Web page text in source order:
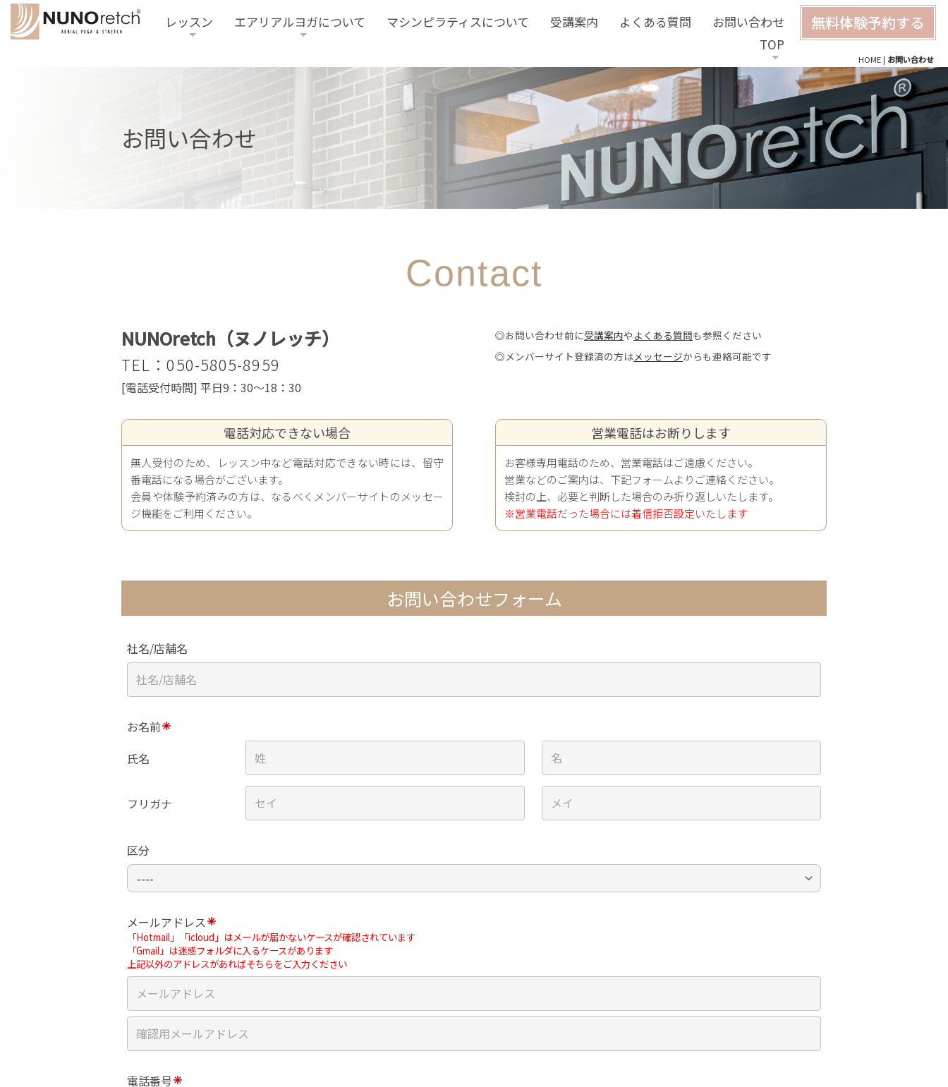
お問い合わせ
よくある質問
受講案内
マシンピラティスについて
エアリアルヨガについて
レッスン
TOP
無料体験予約する
HOME | お問い合わせ
お問い合わせ
Contact
NUNOretch（ヌノレッチ）
TEL：050-5805-8959
[電話受付時間] 平日9 ：30～18 ：30
◎お問い合わせ前に受講案内や よくある質問も参照ください
◎メンバーサイト登録済の方はメッセージからも連絡可能です
電話対応できない場合
無人受付のため、レッスン中など電話対応できない時には、留守
番電話になる場合がございます。
会員や体験予約済みの方は、なるべくメンバーサイトのメッセー
ジ機能をご利用ください。
営業電話はお断りします
お客様専用電話のため、営業電話はご遠慮ください。
営業などのご案内は、下記フォームよりご連絡ください。
検討の上、必要と判断した場合のみ折り返しいたします。
※営業電話だった場合には着信拒否設定いたします
お問い合わせフォーム